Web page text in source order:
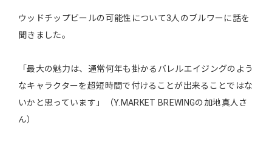
ウッドチップビールの可能性について3人のブルワーに話を
聞きました。
「最大の魅力は、通常何年も掛かるバレルエイジングのよう
なキャラクターを超短時間で付けることが出来ることではな
いかと思っています」（Y.MARKET BREWINGの加地真人さ
ん）